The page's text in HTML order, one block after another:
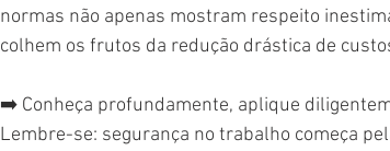
normas não apenas mostram respeito
colhem os frutos da redução drástica de
➡️ Conheça profundamente, aplique
Lembre-se: segurança no trabalho começa